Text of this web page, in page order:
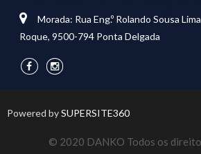
Morada: Rua Eng.º Rolando Sousa
Roque, 9500-794 Ponta Delgada
Powered bySUPERSITE360
© 2020 DANKO Todos os